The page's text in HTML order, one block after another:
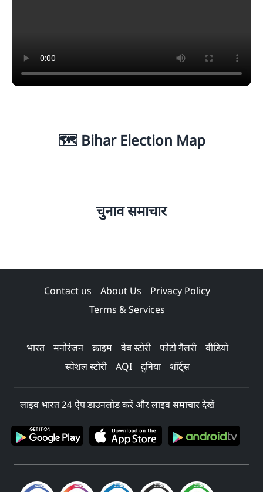
🗺️ Bihar Election Map
चुनाव समाचार
Contact us About Us
Privacy Policy
Terms & Services
भारत मनोरंजन क्राइम वेब स्टोरी फोटो गैलरी
वीडियो
स्पेशल स्टोरी
AQI दुनिया शॉर्ट्स
लाइव भारत 24 ऐप डाउनलोड करें और लाइव समाचार देखें